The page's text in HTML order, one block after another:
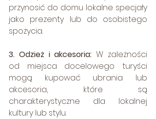
przynosić do domu lokalne specjały
jako prezenty lub do osobistego
spożycia.
3. Odzież i akcesoria: W zależności
od miejsca docelowego turyści
mogą kupować ubrania lub
akcesoria, które są
charakterystyczne dla lokalnej
kultury lub stylu.